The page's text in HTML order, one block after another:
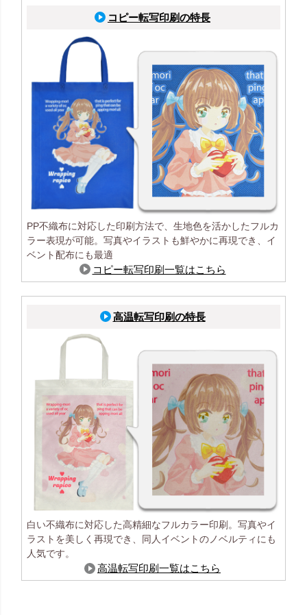
コピー転写印刷の特長
PP不織布に対応した印刷方法で、生地色を活かしたフルカ
ラー表現が可能。写真やイラストも鮮やかに再現でき、イ
ベント配布にも最適
コピー転写印刷一覧はこちら
高温転写印刷の特長
白い不織布に対応した高精細なフルカラー印刷。写真やイ
ラストを美しく再現でき、同人イベントのノベルティにも
人気です。
高温転写印刷一覧はこちら